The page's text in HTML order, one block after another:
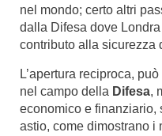
nel mondo; certo altri
dalla Difesa dove
contributo alla sicurezza
L’apertura reciproca,
nel campo della Difesa,
economico e finanziario,
astio, come dimostrano i